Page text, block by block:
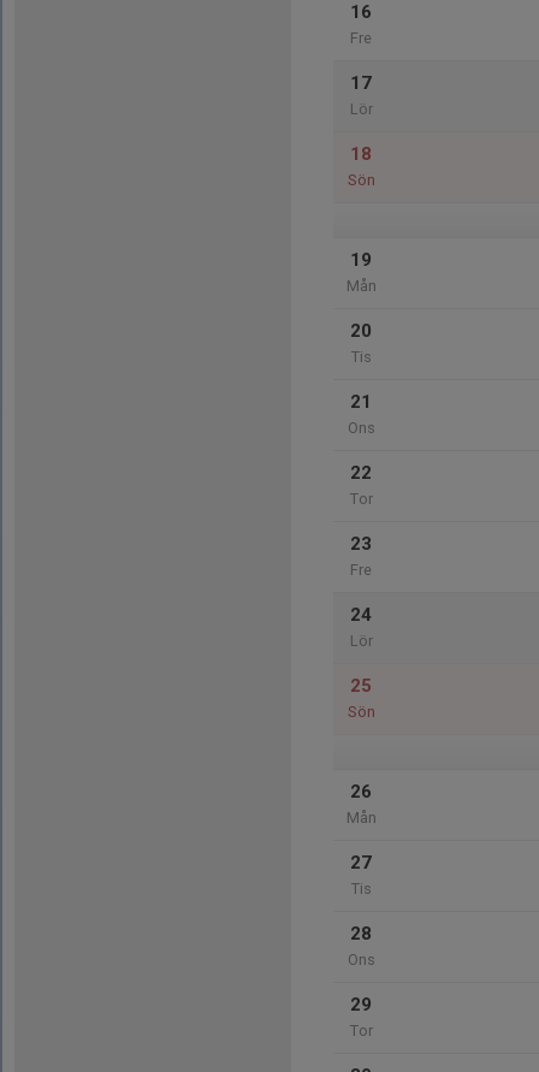
16
Fre
17
Lör
18
Sön
19
Mån
20
Tis
21
Ons
22
Tor
23
Fre
24
Lör
25
Sön
26
Mån
27
Tis
28
Ons
29
Tor